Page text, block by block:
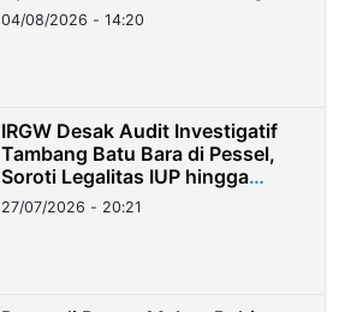
04/08/2026 - 14:20
IRGW Desak Audit Investigatif
Tambang Batu Bara di Pessel,
Soroti Legalitas IUP hingga
Stockpile
27/07/2026 - 20:21